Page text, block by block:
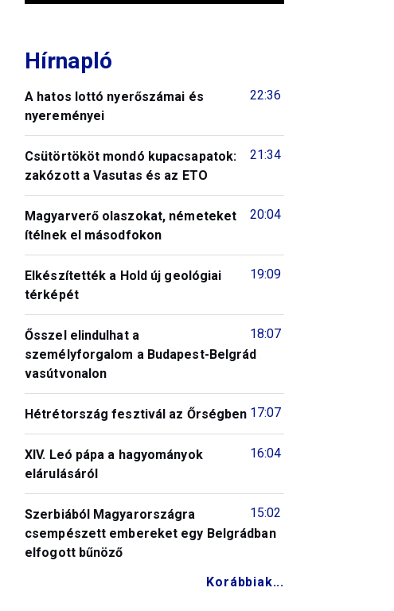
Hírnapló
22:36
A hatos lottó nyerőszámai és
nyereményei
21:34
Csütörtököt mondó kupacsapatok:
zakózott a Vasutas és az ETO
20:04
Magyarverő olaszokat, németeket
ítélnek el másodfokon
19:09
Elkészítették a Hold új geológiai
térképét
18:07
Ősszel elindulhat a
személyforgalom a Budapest-Belgrád
vasútvonalon
17:07
Hétrétország fesztivál az Őrségben
16:04
XIV. Leó pápa a hagyományok
elárulásáról
15:02
Szerbiából Magyarországra
csempészett embereket egy Belgrádban
elfogott bűnöző
Korábbiak...